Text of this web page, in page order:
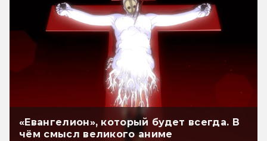
«Евангелион», который будет всегда. В
чём смысл великого аниме